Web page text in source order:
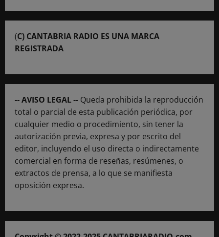
(C) CANTABRIA RADIO ES UNA MARCA
REGISTRADA
-- AVISO LEGAL -- Queda prohibida la reproducción
total o parcial de esta publicación periódica, por
cualquier medio o procedimiento, sin tener la
autorización previa, expresa y por escrito del
editor, incluyendo el uso directa o indirectamente
comercial en forma de reseñas, resúmenes, o
extractos de prensa, a lo que se manifiesta
oposición expresa.